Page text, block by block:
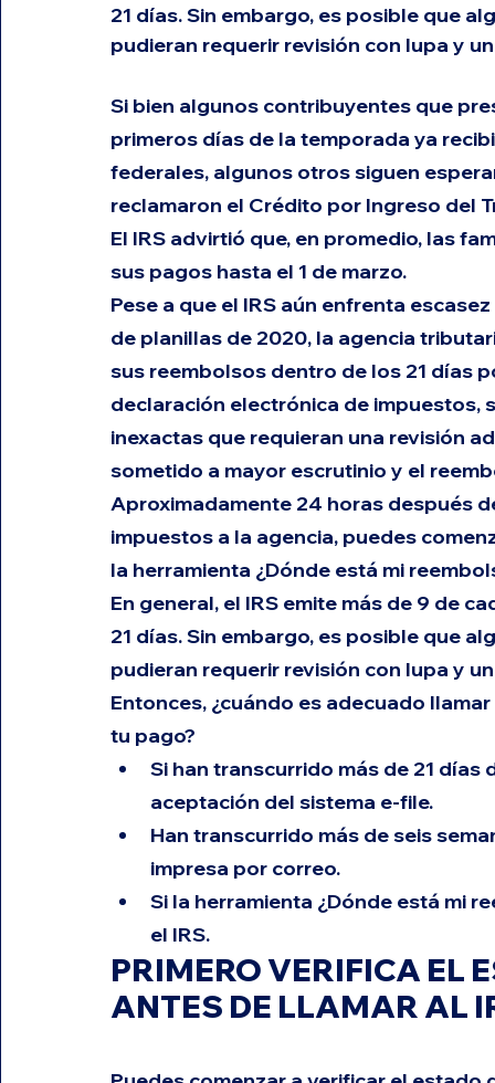
21 días. Sin embargo, es posible que
pudieran requerir revisión con lupa y
Si bien algunos contribuyentes que
primeros días de la temporada ya
federales, algunos otros siguen
reclamaron el Crédito por Ingreso del
El IRS advirtió que, en promedio, las
sus pagos hasta el 1 de marzo.
Pese a que el IRS aún enfrenta
de planillas de 2020, la agencia
sus reembolsos dentro de los 21 días
declaración electrónica de impuestos,
inexactas que requieran una revisión
sometido a mayor escrutinio y el
Aproximadamente 24 horas después
impuestos a la agencia, puedes
la herramienta ¿Dónde está mi
En general, el IRS emite más de 9 de
21 días. Sin embargo, es posible que
pudieran requerir revisión con lupa y
Entonces, ¿cuándo es adecuado
tu pago?
Si han transcurrido más de 21
aceptación del sistema e-file.
Han transcurrido más de seis
impresa por correo.
Si la herramienta ¿Dónde está mi
el IRS.
PRIMERO VERIFICA EL
ANTES DE LLAMAR AL